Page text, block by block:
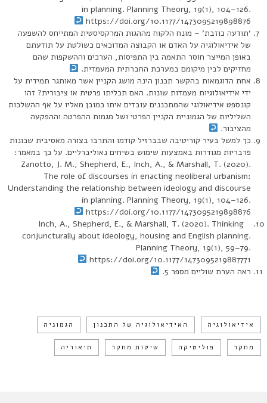
in planning. Planning Theory, 19(1), 104–126.
https://doi.org/10.1177/1473095219898876
‘תודעה כוזבת’ – מונח הלקוח מההגות המרקסיסטית המתייחס להשפעה
של אידיאולוגיה על האדם או הקבוצה המדוכאים כשולטת על תודעתם
באופן המייצר חוסר התאמה בין התפיסות, הערכים וההשקפות שהם
מחזיקים לבין מיקומם במערכת החברתית המעמדית.
אחת הדוגמאות בהקשר תכנון הינה מושג הקניין אשר מאותגר תמידית על
ידי אידיאולוגיות מעמדות שונות. האם תכליתו פרטית או ציבורית? זהו
קונספט אידיאולוגי שהמתכננים עובדים איתו כמובן מאליו על אף ההשלכות
השליליות של הגמוניית הקניין הפרטי ושל מגמות ההפרטה וההפקעה
מהציבור.
כך למשל בעיר קוריטיבה שבברזיל קודמו והתרבו בצורה מאסיבית שכונות
פרבריות מגודרות באמצעות שימוש בשיחים נאוליברליים. על כך במאמר:
Zanotto, J. M., Shepherd, E., Inch, A., & Marshall, T. (2020).
The role of discourses in enacting neoliberal urbanism:
Understanding the relationship between ideology and discourse
in planning. Planning Theory, 19(1), 104–126.
https://doi.org/10.1177/1473095219898876
Inch, A., Shepherd, E., & Marshall, T. (2020). Thinking
conjuncturally about ideology, housing and English planning.
Planning Theory, 19(1), 59–79.
https://doi.org/10.1177/1473095219887771
ראה הערת שוליים מספר 5.
אידיאולוגיה האידיאולוגיה של התכנון הגמוניה
מחקר פוליטיקה שיטות מחקר תיאוריה